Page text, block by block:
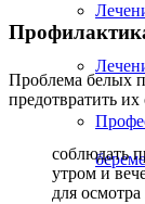
Проблема белых
предотвратить
соблюдать
утром и
для